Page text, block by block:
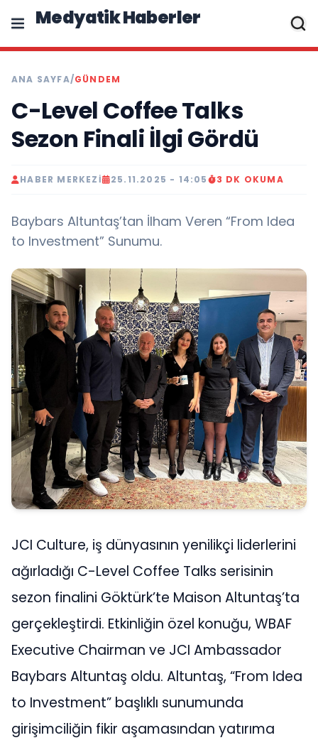
Medyatik Haberler
ANA SAYFA/GÜNDEM
C-Level Coffee Talks
Sezon Finali İlgi Gördü
HABER MERKEZI 25.11.2025 - 14:05 3 DK OKUMA
Baybars Altuntaş’tan İlham Veren “From Idea
to Investment” Sunumu.
JCI Culture, iş dünyasının yenilikçi liderlerini
ağırladığı C-Level Coffee Talks serisinin
sezon finalini Göktürk’te Maison Altuntaş’ta
gerçekleştirdi. Etkinliğin özel konuğu, WBAF
Executive Chairman ve JCI Ambassador
Baybars Altuntaş oldu. Altuntaş, “From Idea
to Investment” başlıklı sunumunda
girişimciliğin fikir aşamasından yatırıma